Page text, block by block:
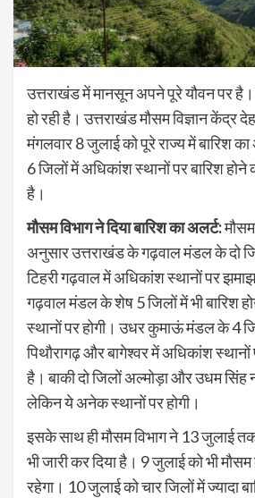
उत्तराखंड में मानसून अपने पूरे यौवन पर
हो रही है। उत्तराखंड मौसम विज्ञान केंद्र
मंगलवार 8 जुलाई को पूरे राज्य में बारिश का
6 जिलों में अधिकांश स्थानों पर बारिश होने
है।
मौसम विभाग ने दिया बारिश का अलर्ट:
अनुसार उत्तराखंड के गढ़वाल मंडल के दो
टिहरी गढ़वाल में अधिकांश स्थानों पर
गढ़वाल मंडल के शेष 5 जिलों में भी बारिश
स्थानों पर होगी। उधर कुमाऊं मंडल के 4
पिथौरागढ़ और बागेश्वर में अधिकांश स्थानों
है। बाकी दो जिलों अल्मोड़ा और उधम सिंह
लेकिन ये अनेक स्थानों पर होगी।
इसके साथ ही मौसम विभाग ने 13 जुलाई
भी जारी कर दिया है। 9 जुलाई को भी
रहेगा। 10 जुलाई को चार जिलों में ज्यादा